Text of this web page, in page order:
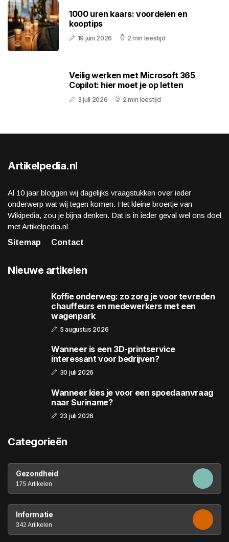
1000 uren kaars: voordelen en
kooptips
19 juni 2026 2 min leestijd
Veilig werken met Microsoft 365
Copilot: hier moet je op letten
3 juli 2026 2 min leestijd
Artikelpedia.nl
Al 10 jaar bloggen wij dagelijks vraagstukken over ieder
onderwerp wat wij tegen komen. Het kleine broertje van
Wikipedia, zou je bijna denken. Dat is in ieder geval wel ons doel
met Artikelpedia.nl
Sitemap
Contact
Nieuwe artikelen
Koffie onderweg: zo zorg je voor tevreden
chauffeurs en medewerkers met een
wagenpark
5 augustus 2026
Wanneer is een 3D-printservice
interessant voor bedrijven?
30 juli 2026
Wanneer kies je voor een spoedaanvraag
naar Suriname?
23 juli 2026
Categorieën
Gezondheid
175 Artikelen
Informatie
342 Artikelen